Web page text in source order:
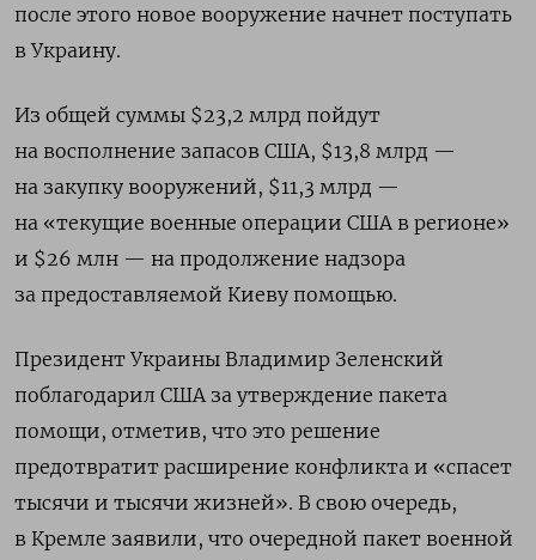
после этого новое вооружение начнет поступать
в Украину.
Из общей суммы $23,2 млрд пойдут
на восполнение запасов США, $13,8 млрд —
на закупку вооружений, $11,3 млрд —
на «текущие военные операции США в регионе»
и $26 млн — на продолжение надзора
за предоставляемой Киеву помощью.
Президент Украины Владимир Зеленский
поблагодарил США за утверждение пакета
помощи, отметив, что это решение
предотвратит расширение конфликта и «спасет
тысячи и тысячи жизней». В свою очередь,
в Кремле заявили, что очередной пакет военной